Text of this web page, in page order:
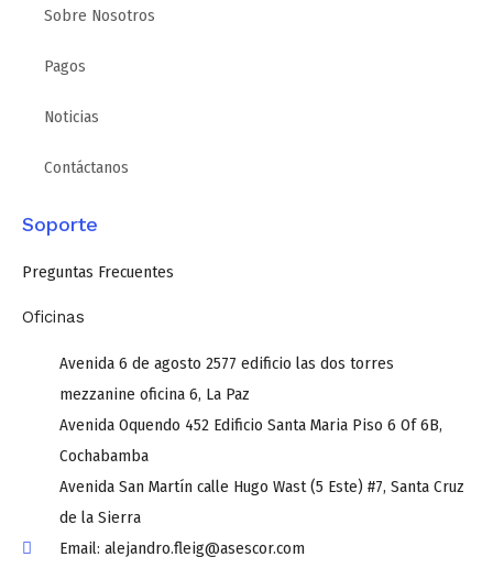
Sobre Nosotros
Pagos
Noticias
Contáctanos
Soporte
Preguntas Frecuentes
Oficinas
Avenida 6 de agosto 2577 edificio las dos torres
mezzanine oficina 6, La Paz
Avenida Oquendo 452 Edificio Santa Maria Piso 6 Of 6B,
Cochabamba
Avenida San Martín calle Hugo Wast (5 Este) #7, Santa Cruz
de la Sierra
Email: alejandro.fleig@asescor.com